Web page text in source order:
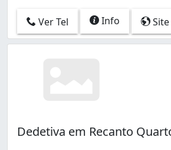
Ver Tel Info Site
Dedetiva em Recanto